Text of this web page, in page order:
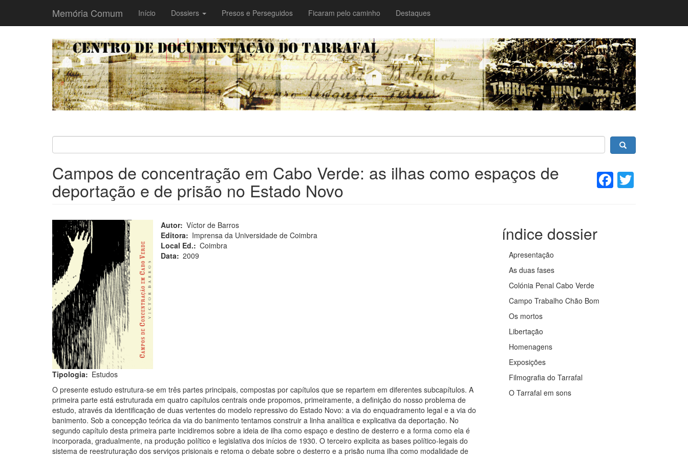
Memória Comum
Main
navigation
Início Dossiers Presos e Perseguidos Ficaram pelo caminho Destaques
Facebook
Campos de concentração em Cabo Verde: as ilhas como espaços de
deportação e de prisão no Estado Novo
Tipologia Estudos
Autor
Víctor de Barros
Editora
Imprensa da Universidade de Coimbra
Local Ed.
Coimbra
Data
2009
O presente estudo estrutura-se em três partes principais, compostas por capítulos que se repartem em diferentes subcapítulos. A
primeira parte está estruturada em quatro capítulos centrais onde propomos, primeiramente, a definição do nosso problema de
estudo, através da identificação de duas vertentes do modelo repressivo do Estado Novo: a via do enquadramento legal e a via do
banimento. Sob a concepção teórica da via do banimento tentamos construir a linha analítica e explicativa da deportação. No
segundo capítulo desta primeira parte incidiremos sobre a ideia de ilha como espaço e destino de desterro e a forma como ela é
incorporada, gradualmente, na produção político e legislativa dos inícios de 1930. O terceiro explicita as bases político-legais do
sistema de reestruturação dos serviços prisionais e retoma o debate sobre o desterro e a prisão numa ilha como modalidade de
índice dossier
Apresentação
As duas fases
Colónia Penal Cabo Verde
Campo Trabalho Chão Bom
Os mortos
Libertação
Homenagens
Exposições
Filmografia do Tarrafal
O Tarrafal em sons